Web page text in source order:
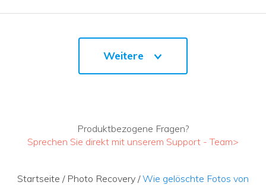
Weitere
Produktbezogene Fragen?
Sprechen Sie direkt mit unserem Support - Team>
Startseite / Photo Recovery /Wie gelöschte Fotos von